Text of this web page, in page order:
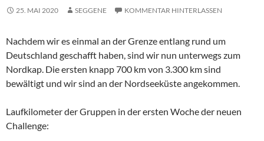
25. MAI 2020 SEGGENE KOMMENTAR HINTERLASSEN
Nachdem wir es einmal an der Grenze entlang rund um
Deutschland geschafft haben, sind wir nun unterwegs zum
Nordkap. Die ersten knapp 700 km von 3.300 km sind
bewältigt und wir sind an der Nordseeküste angekommen.
Laufkilometer der Gruppen in der ersten Woche der neuen
Challenge: